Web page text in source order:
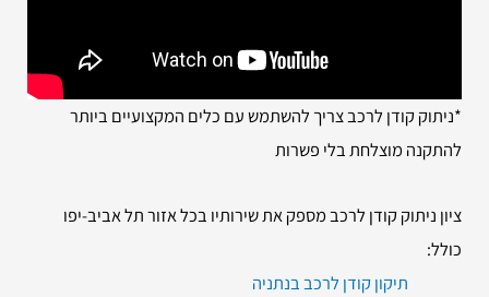
*ניתוק קודן לרכב צריך להשתמש עם כלים המקצועיים ביותר
להתקנה מוצלחת בלי פשרות
ציון ניתוק קודן לרכב מספק את שירותיו בכל אזור תל אביב-יפו
כולל:
תיקון קודן לרכב בנתניה